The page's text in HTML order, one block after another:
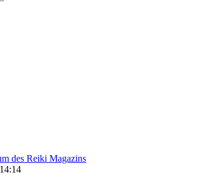
des Reiki Magazins